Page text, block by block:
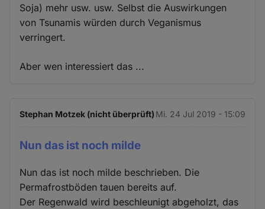
Soja) mehr usw. usw. Selbst die Auswirkungen
von Tsunamis würden durch Veganismus
verringert.
Aber wen interessiert das ...
Stephan Motzek (nicht überprüft) Mi. 24 Jul 2019 - 15:09
Nun das ist noch milde
Nun das ist noch milde beschrieben. Die
Permafrostböden tauen bereits auf.
Der Regenwald wird beschleunigt abgeholzt, das